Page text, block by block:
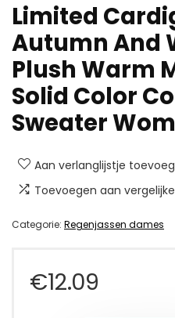
Limited
Autumn And
Plush Warm
Solid Color
Sweater
Aan verlanglijstje
Toevoegen aan
Categorie: Regenjassen dames
€12.09